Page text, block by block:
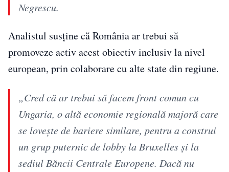
Negrescu.
Analistul susține că România ar trebui să
promoveze activ acest obiectiv inclusiv la nivel
european, prin colaborare cu alte state din regiune.
„Cred că ar trebui să facem front comun cu
Ungaria, o altă economie regională majoră care
se lovește de bariere similare, pentru a construi
un grup puternic de lobby la Bruxelles și la
sediul Băncii Centrale Europene. Dacă nu